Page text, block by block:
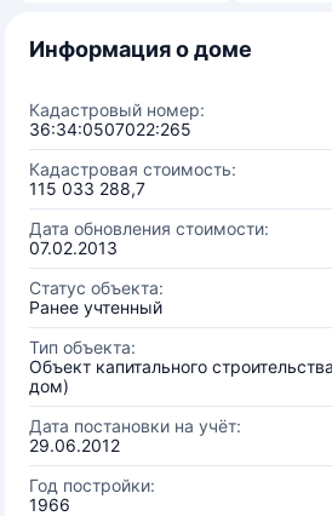
Информация о доме
Кадастровый номер:
36:34:0507022:265
Кадастровая стоимость:
115 033 288,7
Дата обновления стоимости:
07.02.2013
Статус объекта:
Ранее учтенный
Тип объекта:
Объект капитального
дом)
Дата постановки на учёт:
29.06.2012
Год постройки:
1966